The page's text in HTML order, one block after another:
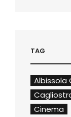
TAG
Albissola
Cinema